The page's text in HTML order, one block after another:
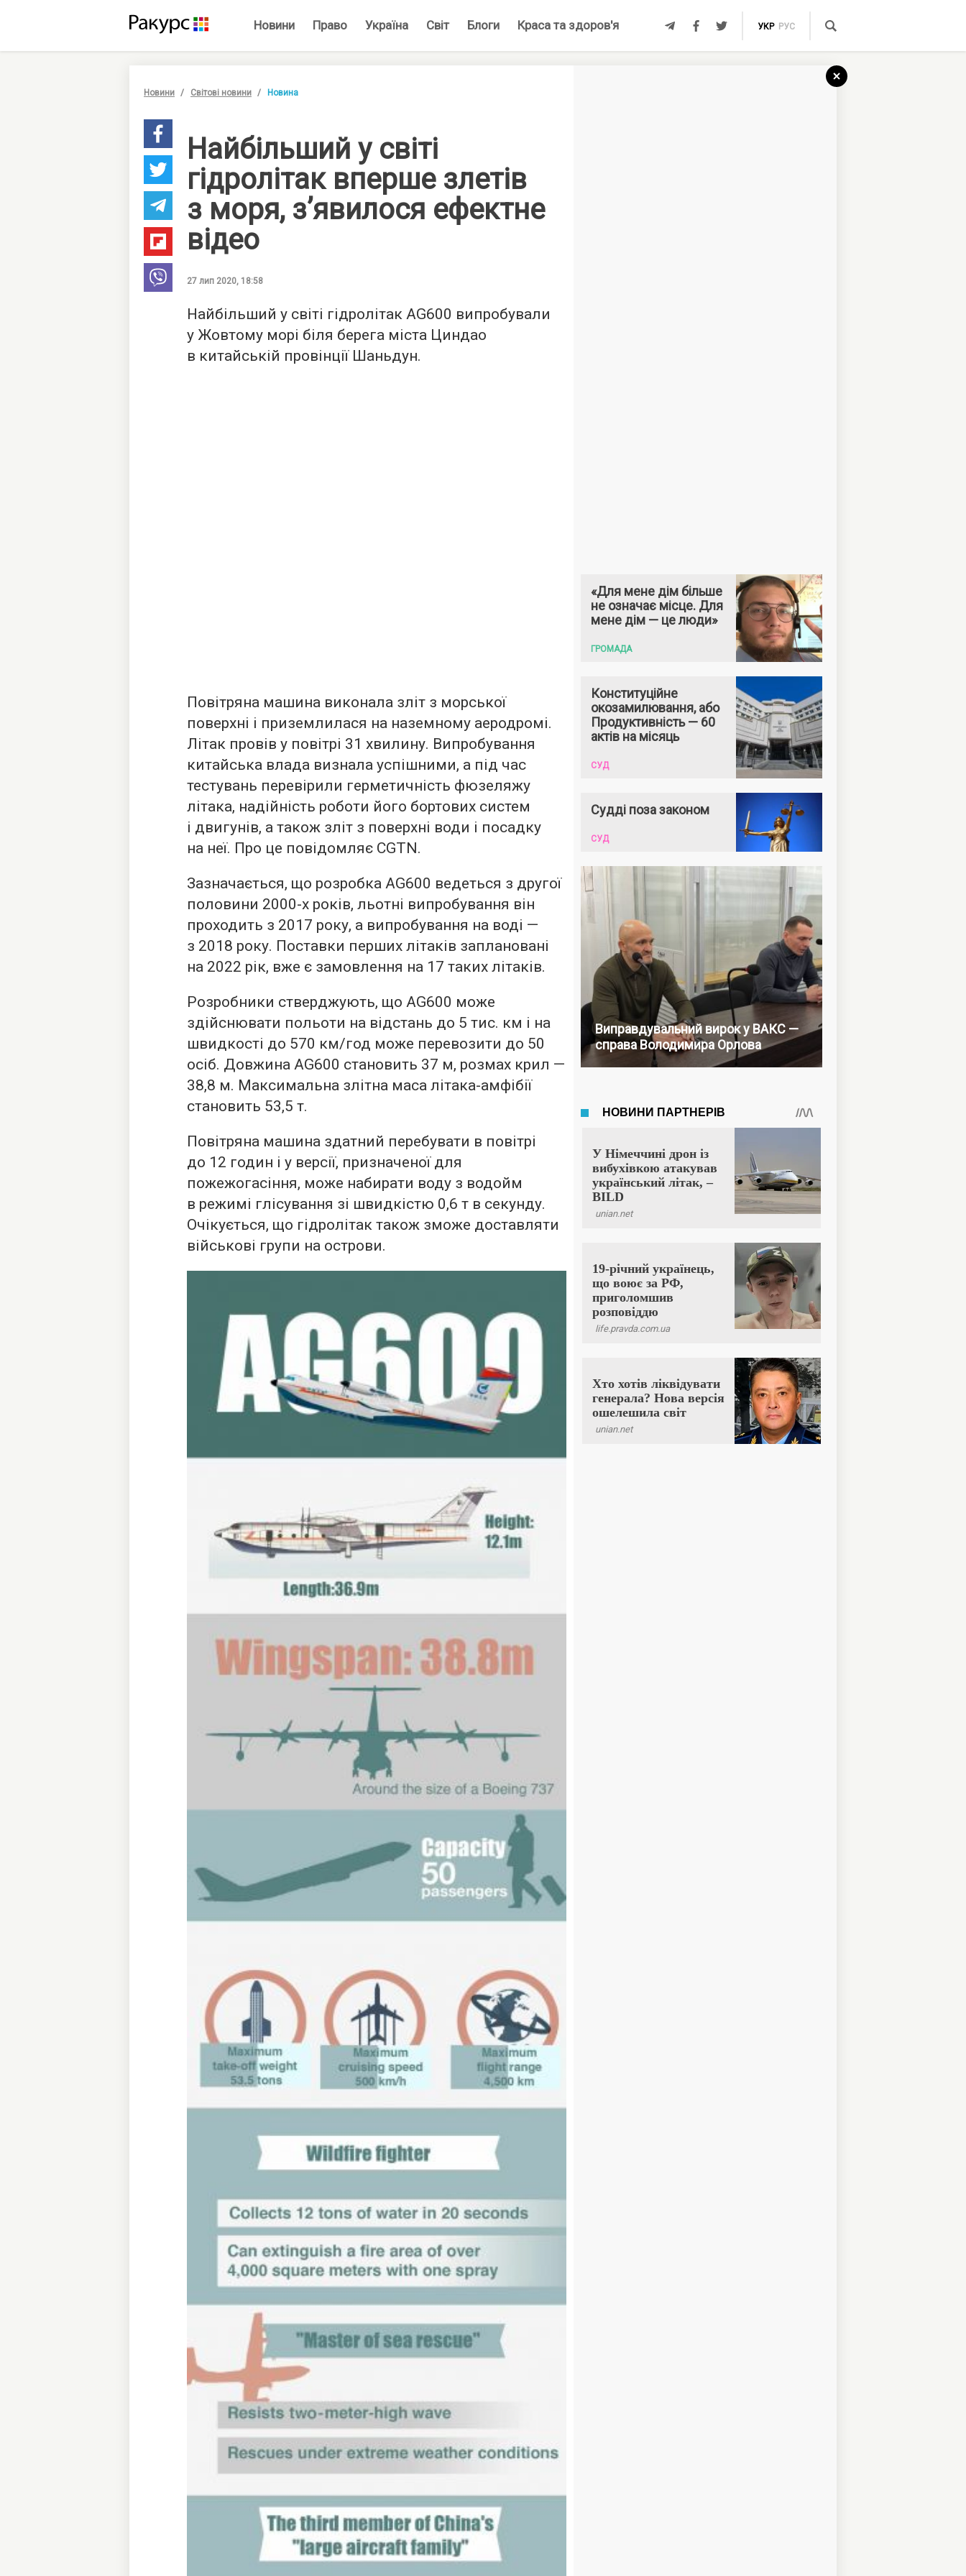
Новини Право Україна Світ Блоги Краса та здоров'я УКР РУС
Новини Світові новини Новина
Найбільший у світі
гідролітак вперше злетів
з моря, з’явилося ефектне
відео
27 лип 2020, 18:58
Найбільший у світі гідролітак AG600 випробували
у Жовтому морі біля берега міста Циндао
в китайській провінції Шаньдун.
Повітряна машина виконала зліт з морської
поверхні і приземлилася на наземному аеродромі.
Літак провів у повітрі 31 хвилину. Випробування
китайська влада визнала успішними, а під час
тестувань перевірили герметичність фюзеляжу
літака, надійність роботи його бортових систем
і двигунів, а також зліт з поверхні води і посадку
на неї. Про це повідомляє CGTN.
Зазначається, що розробка AG600 ведеться з другої
половини 2000-х років, льотні випробування він
проходить з 2017 року, а випробування на воді —
з 2018 року. Поставки перших літаків заплановані
на 2022 рік, вже є замовлення на 17 таких літаків.
Розробники стверджують, що AG600 може
здійснювати польоти на відстань до 5 тис. км і на
швидкості до 570 км/год може перевозити до 50
осіб. Довжина AG600 становить 37 м, розмах крил —
38,8 м. Максимальна злітна маса літака-амфібії
становить 53,5 т.
Повітряна машина здатний перебувати в повітрі
до 12 годин і у версії, призначеної для
пожежогасіння, може набирати воду з водойм
в режимі глісування зі швидкістю 0,6 т в секунду.
Очікується, що гідролітак також зможе доставляти
військові групи на острови.
«Для мене дім більше
не означає місце. Для
мене дім — це люди»
ГРОМАДА
Конституційне
окозамилювання, або
Продуктивність — 60
актів на місяць
СУД
Судді поза законом
СУД
Виправдувальний вирок у ВАКС —
справа Володимира Орлова